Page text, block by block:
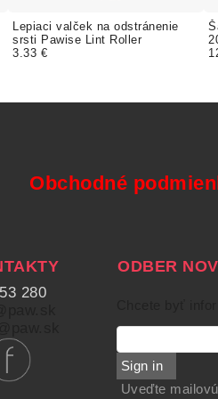
Lepiaci valček na odstránenie
srsti Pawise Lint Roller
3.33 €
Obchodné
280
ODBER
Sign in
Uveďte